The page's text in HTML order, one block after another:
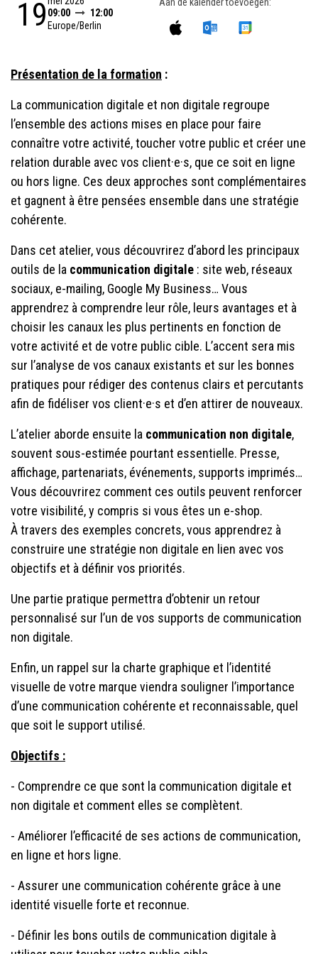
19 09:00
12:00
Europe/Berlin
Présentation de la formation :
La communication digitale et non digitale regroupe
l’ensemble des actions mises en place pour faire
connaître votre activité, toucher votre public et créer une
relation durable avec vos client·e·s, que ce soit en ligne
ou hors ligne. Ces deux approches sont complémentaires
et gagnent à être pensées ensemble dans une stratégie
cohérente.
Dans cet atelier, vous découvrirez d’abord les principaux
outils de la communication digitale : site web, réseaux
sociaux, e-mailing, Google My Business… Vous
apprendrez à comprendre leur rôle, leurs avantages et à
choisir les canaux les plus pertinents en fonction de
votre activité et de votre public cible. L’accent sera mis
sur l’analyse de vos canaux existants et sur les bonnes
pratiques pour rédiger des contenus clairs et percutants
afin de fidéliser vos client·e·s et d’en attirer de nouveaux.
L’atelier aborde ensuite la communication non digitale,
souvent sous-estimée pourtant essentielle. Presse,
affichage, partenariats, événements, supports imprimés…
Vous découvrirez comment ces outils peuvent renforcer
votre visibilité, y compris si vous êtes un e-shop.
À travers des exemples concrets, vous apprendrez à
construire une stratégie non digitale en lien avec vos
objectifs et à définir vos priorités.
Une partie pratique permettra d’obtenir un retour
personnalisé sur l’un de vos supports de communication
non digitale.
Enfin, un rappel sur la charte graphique et l’identité
visuelle de votre marque viendra souligner l’importance
d’une communication cohérente et reconnaissable, quel
que soit le support utilisé.
Objectifs :
- Comprendre ce que sont la communication digitale et
non digitale et comment elles se complètent.
- Améliorer l’efficacité de ses actions de communication,
en ligne et hors ligne.
- Assurer une communication cohérente grâce à une
identité visuelle forte et reconnue.
- Définir les bons outils de communication digitale à